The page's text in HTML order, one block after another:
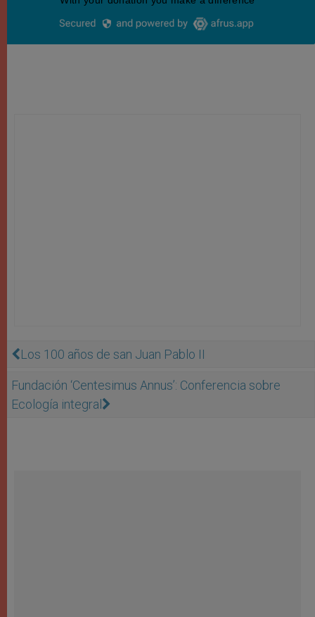
Los 100 años de san Juan Pablo II
Fundación ‘Centesimus Annus’: Conferencia sobre
Ecología integral